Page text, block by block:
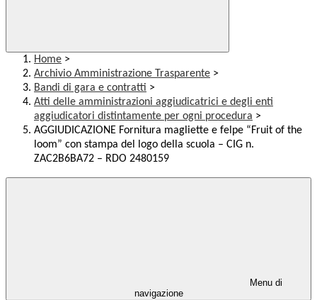
Home >
Archivio Amministrazione Trasparente >
Bandi di gara e contratti >
Atti delle amministrazioni aggiudicatrici e degli enti
aggiudicatori distintamente per ogni procedura >
AGGIUDICAZIONE Fornitura magliette e felpe “Fruit of the
loom” con stampa del logo della scuola – CIG n.
ZAC2B6BA72 – RDO 2480159
Menu di
navigazione